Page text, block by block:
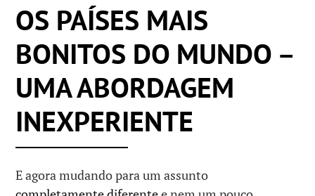
OS PAÍSES MAIS
BONITOS DO MUNDO –
UMA ABORDAGEM
INEXPERIENTE
E agora mudando para um assunto